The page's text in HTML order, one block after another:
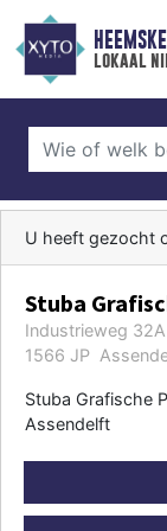
lokaal
U heeft gezocht
Stuba
Industrieweg 32A
1566 JP
Stuba Grafische
Assendelft